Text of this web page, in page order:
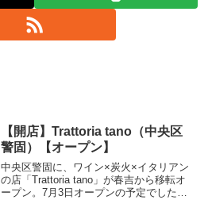
【開店】Trattoria tano（中央区
警固）【オープン】
中央区警固に、ワイン×炭火×イタリアン
の店「Trattoria tano」が春吉から移転オ
ープン。7月3日オープンの予定でした